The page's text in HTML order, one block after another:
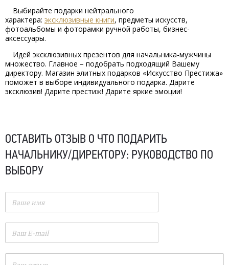
Выбирайте подарки нейтрального
характера: эксклюзивные книги, предметы искусств,
фотоальбомы и фоторамки ручной работы, бизнес-
аксессуары.
Идей эксклюзивных презентов для начальника-мужчины
множество. Главное – подобрать подходящий Вашему
директору. Магазин элитных подарков «Искусство Престижа»
поможет в выборе индивидуального подарка. Дарите
эксклюзив! Дарите престиж! Дарите яркие эмоции!
ОСТАВИТЬ ОТЗЫВ О ЧТО ПОДАРИТЬ
НАЧАЛЬНИКУ/ДИРЕКТОРУ: РУКОВОДСТВО ПО
ВЫБОРУ